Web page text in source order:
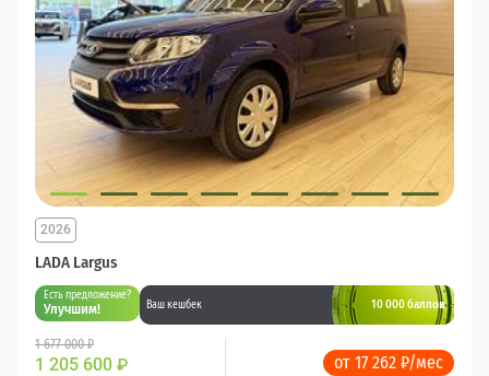
LADA Largus
2026
Есть предложение?
Улучшим! Ваш кешбек 10 000 баллов
1 677 000 ₽
1 205 600 ₽ от 17 262 ₽/мес